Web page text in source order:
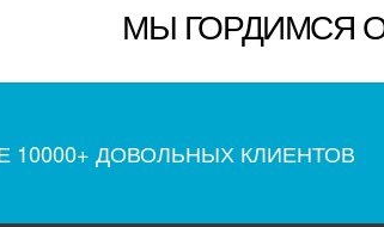
МЫ ГОРДИМСЯ
10000+ ДОВОЛЬНЫХ КЛИЕНТОВ